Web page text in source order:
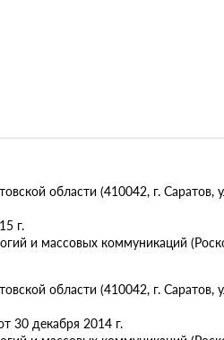
области (410042, г. Саратов,
г.
и массовых коммуникаций
области (410042, г. Саратов,
30 декабря 2014 г.